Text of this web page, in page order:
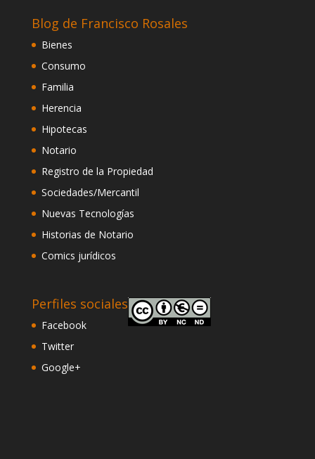
Blog de Francisco Rosales
Bienes
Consumo
Familia
Herencia
Hipotecas
Notario
Registro de la Propiedad
Sociedades/Mercantil
Nuevas Tecnologías
Historias de Notario
Comics jurídicos
Perfiles sociales
Facebook
Twitter
Google+